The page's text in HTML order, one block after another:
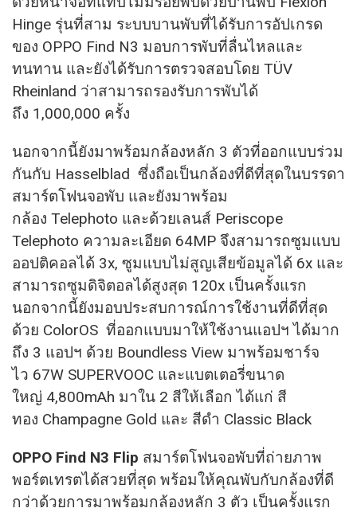
Hinge รุ่นที่สาม ระบบบานพับที่ได้รับการอัปเกรด
ของ OPPO Find N3 มอบการพับที่ลื่นไหลและ
ทนทาน และยังได้รับการตรวจสอบโดย TÜV
Rheinland ว่าสามารถรองรับการพับได้
ถึง 1,000,000 ครั้ง
นอกจากนี้ยังมาพร้อมกล้องหลัก 3 ตัวที่ออกแบบร่วม
กันกับ Hasselblad ซึ่งถือเป็นกล้องที่ดีที่สุดในบรรดา
สมาร์ตโฟนจอพับ และยังมาพร้อม
กล้อง Telephoto และด้วยเลนส์ Periscope
Telephoto ความละเอียด 64MP จึงสามารถซูมแบบ
ออปติคอลได้ 3x, ซูมแบบไม่สูญเสียข้อมูลได้ 6x และ
สามารถซูมดิจิตอลได้สูงสุด 120x เป็นครั้งแรก
นอกจากนี้ยังมอบประสบการณ์การใช้งานที่ดีที่สุด
ด้วย ColorOS ที่ออกแบบมาให้ใช้งานแอปฯ ได้มาก
ถึง 3 แอปฯ ด้วย Boundless View มาพร้อมชาร์จ
ไว 67W SUPERVOOC และแบตเตอรี่ขนาด
ใหญ่ 4,800mAh มาใน 2 สีให้เลือก ได้แก่ สี
ทอง Champagne Gold และ สีดำ Classic Black
OPPO Find N3 Flip สมาร์ตโฟนจอพับที่ถ่ายภาพ
พอร์ตเทรตได้สวยที่สุด พร้อมให้คุณพับกับกล้องที่ดี
กว่าด้วยการมาพร้อมกล้องหลัก 3 ตัว เป็นครั้งแรก